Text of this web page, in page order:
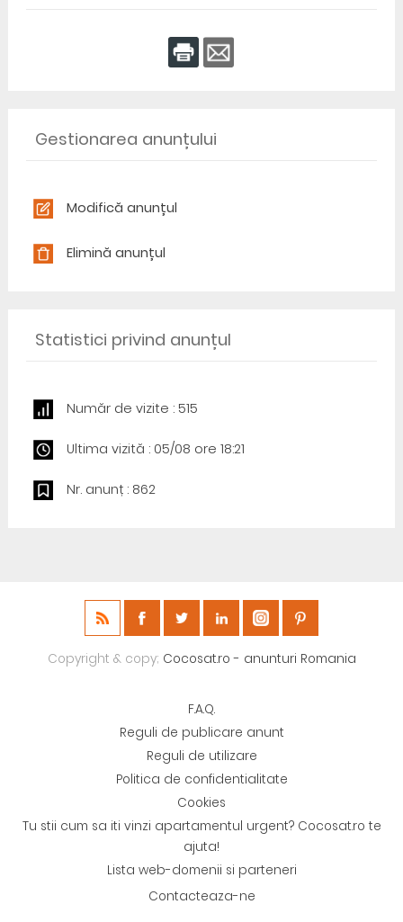
Gestionarea anunțului
Modifică anunțul
Elimină anunțul
Statistici privind anunțul
Număr de vizite : 515
Ultima vizită : 05/08 ore 18:21
Nr. anunț : 862
Copyright & copy; Cocosat.ro - anunturi Romania
F.A.Q.
Reguli de publicare anunt
Reguli de utilizare
Politica de confidentialitate
Cookies
Tu stii cum sa iti vinzi apartamentul urgent? Cocosat.ro te
ajuta!
Lista web-domenii si parteneri
Contacteaza-ne